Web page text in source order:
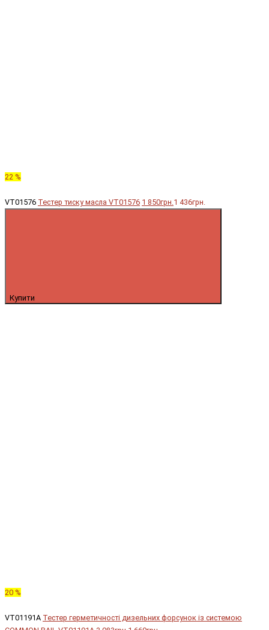
22 %
VT01576 Тестер тиску масла VT01576 1 850грн.1 436грн.
Купити
20 %
VT01191A Тестер герметичності дизельних форсунок із системою